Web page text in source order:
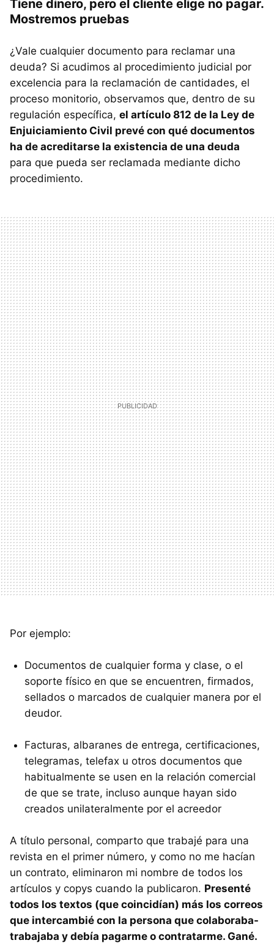
Tiene dinero, pero el cliente elige no pagar.
Mostremos pruebas
¿Vale cualquier documento para reclamar una
deuda? Si acudimos al procedimiento judicial por
excelencia para la reclamación de cantidades, el
proceso monitorio, observamos que, dentro de su
regulación específica, el artículo 812 de la Ley de
Enjuiciamiento Civil prevé con qué documentos
ha de acreditarse la existencia de una deuda
para que pueda ser reclamada mediante dicho
procedimiento.
Por ejemplo:
Documentos de cualquier forma y clase, o el
soporte físico en que se encuentren, firmados,
sellados o marcados de cualquier manera por el
deudor.
Facturas, albaranes de entrega, certificaciones,
telegramas, telefax u otros documentos que
habitualmente se usen en la relación comercial
de que se trate, incluso aunque hayan sido
creados unilateralmente por el acreedor
A título personal, comparto que trabajé para una
revista en el primer número, y como no me hacían
un contrato, eliminaron mi nombre de todos los
artículos y copys cuando la publicaron. Presenté
todos los textos (que coincidían) más los correos
que intercambié con la persona que colaboraba-
trabajaba y debía pagarme o contratarme. Gané.